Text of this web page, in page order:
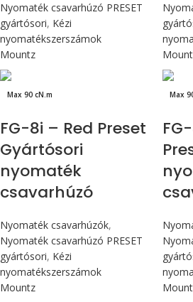
Nyomaték csavarhúzó PRESET
gyártósori, Kézi
nyomatékszerszámok
Mountz
Max 90 cN.m
FG-8i – Red Preset
Gyártósori
nyomaték
csavarhúzó
Nyomaték csavarhúzók,
Nyomaték csavarhúzó PRESET
gyártósori, Kézi
nyomatékszerszámok
Mountz
Max